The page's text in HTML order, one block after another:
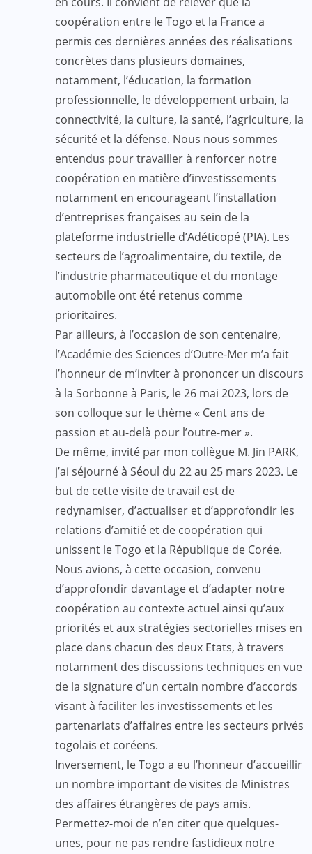
coopération entre le Togo et la France a
permis ces dernières années des réalisations
concrètes dans plusieurs domaines,
notamment, l’éducation, la formation
professionnelle, le développement urbain, la
connectivité, la culture, la santé, l’agriculture, la
sécurité et la défense. Nous nous sommes
entendus pour travailler à renforcer notre
coopération en matière d’investissements
notamment en encourageant l’installation
d’entreprises françaises au sein de la
plateforme industrielle d’Adéticopé (PIA). Les
secteurs de l’agroalimentaire, du textile, de
l’industrie pharmaceutique et du montage
automobile ont été retenus comme
prioritaires.
Par ailleurs, à l’occasion de son centenaire,
l’Académie des Sciences d’Outre-Mer m’a fait
l’honneur de m’inviter à prononcer un discours
à la Sorbonne à Paris, le 26 mai 2023, lors de
son colloque sur le thème « Cent ans de
passion et au-delà pour l’outre-mer ».
De même, invité par mon collègue M. Jin PARK,
j’ai séjourné à Séoul du 22 au 25 mars 2023. Le
but de cette visite de travail est de
redynamiser, d’actualiser et d’approfondir les
relations d’amitié et de coopération qui
unissent le Togo et la République de Corée.
Nous avions, à cette occasion, convenu
d’approfondir davantage et d’adapter notre
coopération au contexte actuel ainsi qu’aux
priorités et aux stratégies sectorielles mises en
place dans chacun des deux Etats, à travers
notamment des discussions techniques en vue
de la signature d’un certain nombre d’accords
visant à faciliter les investissements et les
partenariats d’affaires entre les secteurs privés
togolais et coréens.
Inversement, le Togo a eu l’honneur d’accueillir
un nombre important de visites de Ministres
des affaires étrangères de pays amis.
Permettez-moi de n’en citer que quelques-
unes, pour ne pas rendre fastidieux notre